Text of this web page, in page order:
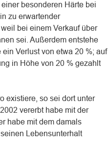
besonderen Härte bei
zu erwartender
bei einem Verkauf über
sei. Außerdem entstehe
Verlust von etwa 20 %; auf
in Höhe von 20 % gezahlt
existiere, so sei dort unter
vererbt habe mit der
habe mit dem damals
Lebensunterhalt